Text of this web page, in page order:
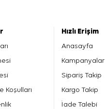
Koşulları
Hızlı Erişim
Anasayfa
Kampanyalar
Sipariş Takip
Kargo Takip
İade Talebi